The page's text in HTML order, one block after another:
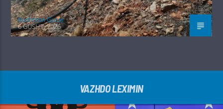
Kushtrim Guraj
6 GUSHT, 2026
VAZHDO LEXIMIN